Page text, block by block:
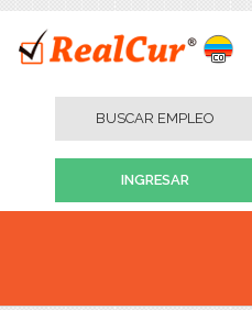
BUSCAR EMPLEO
INGRESAR